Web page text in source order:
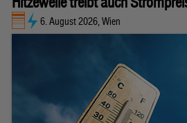
6. August 2026, Wien